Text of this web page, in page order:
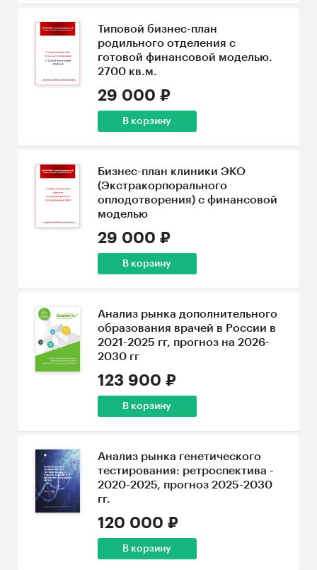
Типовой бизнес-план
родильного отделения с
готовой финансовой моделью.
2700 кв.м.
29 000 ₽
В корзину
Бизнес-план клиники ЭКО
(Экстракорпорального
оплодотворения) с финансовой
моделью
29 000 ₽
В корзину
Анализ рынка дополнительного
образования врачей в России в
2021-2025 гг, прогноз на 2026-
2030 гг
123 900 ₽
В корзину
Анализ рынка генетического
тестирования: ретроспектива -
2020-2025, прогноз 2025-2030
гг.
120 000 ₽
В корзину